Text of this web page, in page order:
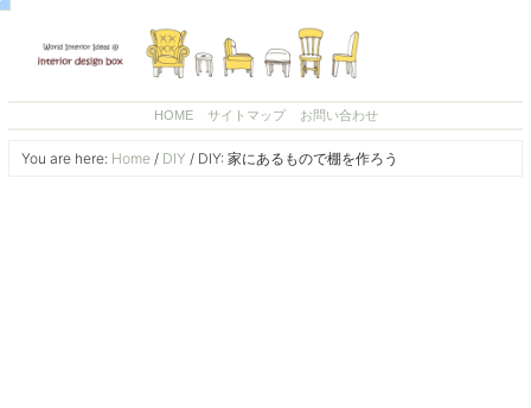
HOME サイトマップ お問い合わせ
You are here: Home / DIY /DIY: 家にあるもので棚を作ろう